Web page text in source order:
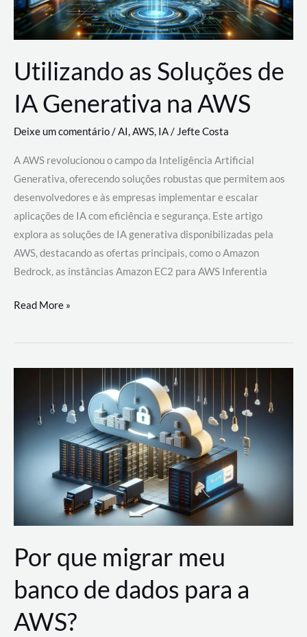
Utilizando as Soluções de
IA Generativa na AWS
Deixe um comentário/AI,AWS, IA/Jefte Costa
A AWS revolucionou o campo da Inteligência Artificial
Generativa, oferecendo soluções robustas que permitem aos
desenvolvedores e às empresas implementar e escalar
aplicações de IA com eficiência e segurança. Este artigo
explora as soluções de IA generativa disponibilizadas pela
AWS, destacando as ofertas principais, como o Amazon
Bedrock, as instâncias Amazon EC2 para AWS Inferentia
Utilizando
Soluções
AWS
Read More »
Por que migrar meu
banco de dados para a
AWS?